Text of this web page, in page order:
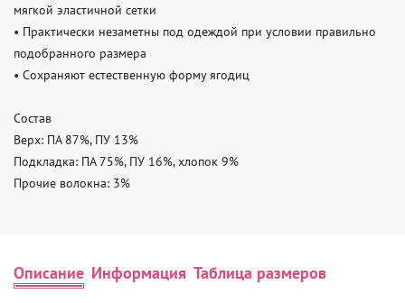
мягкой эластичной сетки
• Практически незаметны под одеждой при условии правильно
подобранного размера
• Сохраняют естественную форму ягодиц
Состав
Верх: ПА 87%, ПУ 13%
Подкладка: ПА 75%, ПУ 16%, хлопок 9%
Прочие волокна: 3%
Описание Информация Таблица размеров